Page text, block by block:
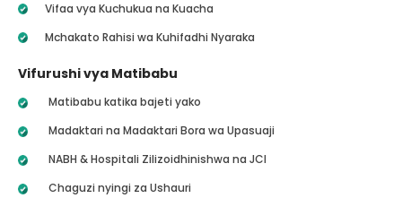
Vifaa vya Kuchukua na Kuacha
Mchakato Rahisi wa Kuhifadhi Nyaraka
Vifurushi vya Matibabu
Matibabu katika bajeti yako
Madaktari na Madaktari Bora wa Upasuaji
NABH & Hospitali Zilizoidhinishwa na JCI
Chaguzi nyingi za Ushauri